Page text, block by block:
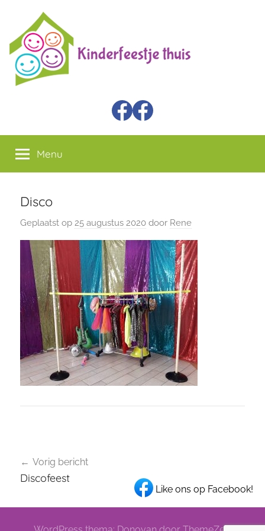
de
inhoud
Kinder
Feestje
Thuis
Themafeest
kisten
FacebookVerzendboxen
Menu
Disco
Geplaatst op 25 augustus 2020 door Rene
navigatie
Vorig bericht
Discofeest
Like ons op Facebook!